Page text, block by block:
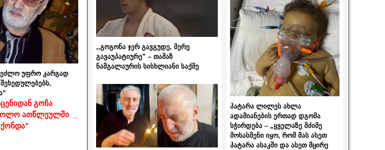
უფრო კარგად
გოჩა
ათწლეულში _
,,გოგონა ჯერ გავგუდე, მერე
გავაუპატიურე” – თამაზ
ნამგალაურის სისხლიანი საქმე
პატარა ლილეს ახლა
ადამიანების ერთად დგომა
სჭირდება – „ყველაზე მძიმე
მოსასმენი იყო, რომ მას ასეთ
პატარა ასაკში და ასეთ მცირე